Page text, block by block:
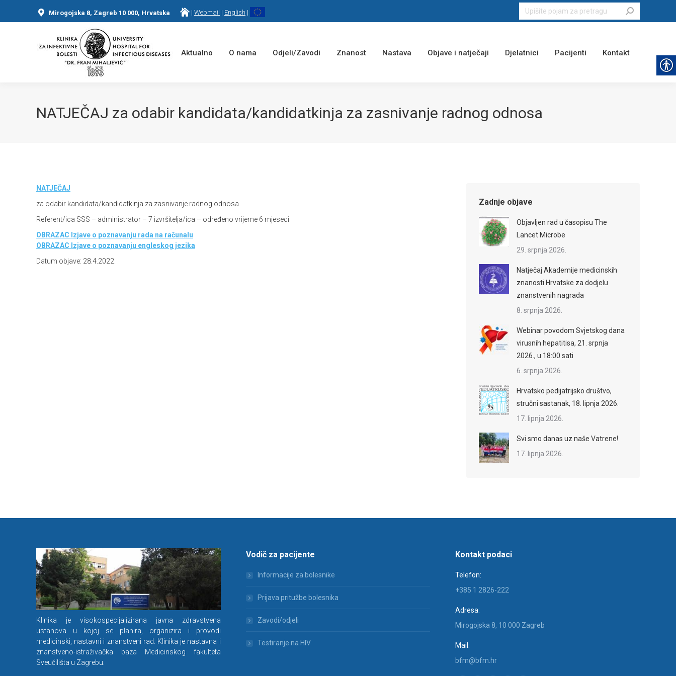
Mirogojska 8, Zagreb 10 000, Hrvatska | Webmail | English |
Search:
Aktualno O nama Odjeli/Zavodi Znanost Nastava Objave i natječaji Djelatnici Pacijenti Kontakt
NATJEČAJ za odabir kandidata/kandidatkinja za zasnivanje radnog odnosa
NATJEČAJ
za odabir kandidata/kandidatkinja za zasnivanje radnog odnosa
Referent/ica SSS – administrator – 7 izvršitelja/ica – određeno vrijeme 6 mjeseci
OBRAZAC Izjave o poznavanju rada na računalu
OBRAZAC Izjave o poznavanju engleskog jezika
Datum objave: 28.4.2022.
Zadnje objave
Objavljen rad u časopisu The
Lancet Microbe
29. srpnja 2026.
Natječaj Akademije medicinskih
znanosti Hrvatske za dodjelu
znanstvenih nagrada
8. srpnja 2026.
Webinar povodom Svjetskog dana
virusnih hepatitisa, 21. srpnja
2026., u 18:00 sati
6. srpnja 2026.
Hrvatsko pedijatrijsko društvo,
stručni sastanak, 18. lipnja 2026.
17. lipnja 2026.
Svi smo danas uz naše Vatrene!
17. lipnja 2026.
Klinika je visokospecijalizirana javna zdravstvena
ustanova u kojoj se planira, organizira i provodi
medicinski, nastavni i znanstveni rad. Klinika je nastavna i
znanstveno-istraživačka baza Medicinskog fakulteta
Sveučilišta u Zagrebu.
Vodič za pacijente
Informacije za bolesnike
Prijava pritužbe bolesnika
Zavodi/odjeli
Testiranje na HIV
Kontakt podaci
Telefon:
+385 1 2826-222
Adresa:
Mirogojska 8, 10 000 Zagreb
Mail:
bfm@bfm.hr